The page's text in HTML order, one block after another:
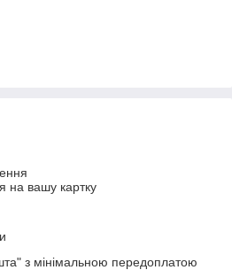
на вашу картку
з мінімальною передоплатою